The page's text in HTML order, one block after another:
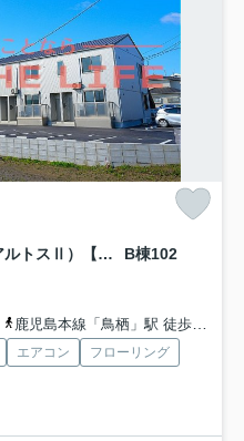
K-ideal TOSUⅡ A棟（ケィデアルトスⅡ）【キャンペーン対象物件】 B棟102
鹿児島本線「鳥栖」駅 徒歩20分
エアコン
フローリング